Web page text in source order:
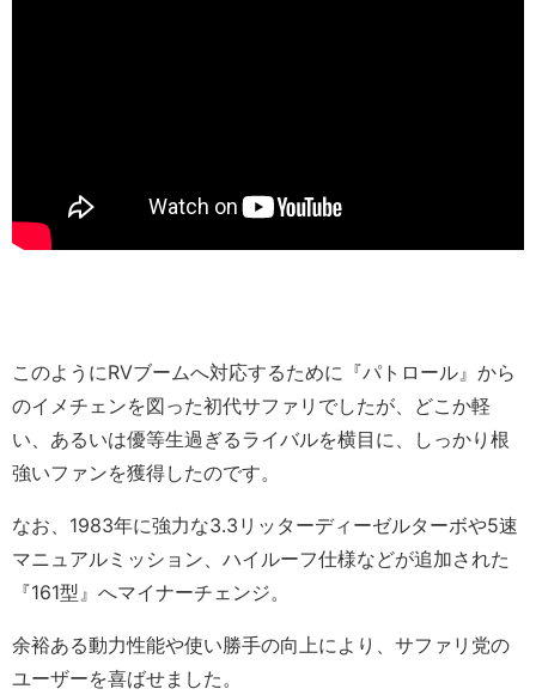
このようにRVブームへ対応するために『パトロール』から
のイメチェンを図った初代サファリでしたが、どこか軽
い、あるいは優等生過ぎるライバルを横目に、しっかり根
強いファンを獲得したのです。
なお、1983年に強力な3.3リッターディーゼルターボや5速
マニュアルミッション、ハイルーフ仕様などが追加された
『161型』へマイナーチェンジ。
余裕ある動力性能や使い勝手の向上により、サファリ党の
ユーザーを喜ばせました。